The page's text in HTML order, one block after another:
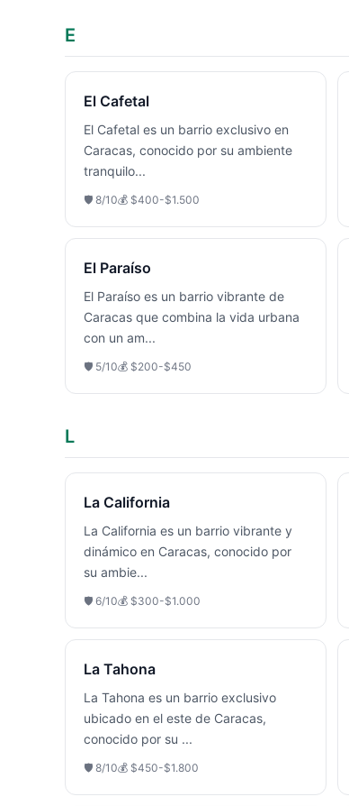
E
El Cafetal
El Cafetal es un barrio exclusivo en
Caracas, conocido por su ambiente
tranquilo...
🛡️ 8/10💰 $400-$1.500
El Paraíso
El Paraíso es un barrio vibrante de
Caracas que combina la vida urbana
con un am...
🛡️ 5/10💰 $200-$450
L
La California
La California es un barrio vibrante y
dinámico en Caracas, conocido por
su ambie...
🛡️ 6/10💰 $300-$1.000
La Tahona
La Tahona es un barrio exclusivo
ubicado en el este de Caracas,
conocido por su ...
🛡️ 8/10💰 $450-$1.800